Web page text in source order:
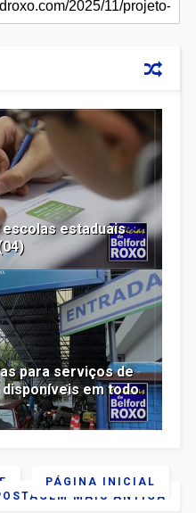
estaduais
para serviços de
em todo
MAIS ANTIGA
PÁGINA INICIAL